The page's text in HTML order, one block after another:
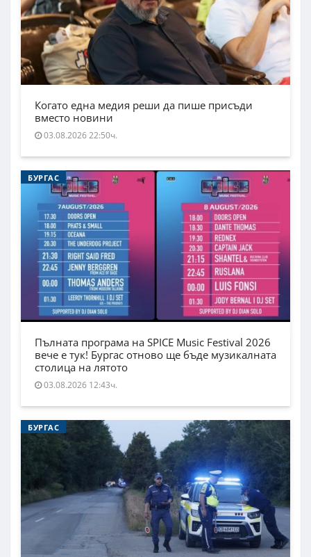
Когато една медия реши да пише присъди
вместо новини
03.08.2026 22:50ч.
БУРГАС
Пълната програма на SPICE Music Festival 2026
вече е тук! Бургас отново ще бъде музикалната
столица на лятото
03.08.2026 12:43ч.
БУРГАС